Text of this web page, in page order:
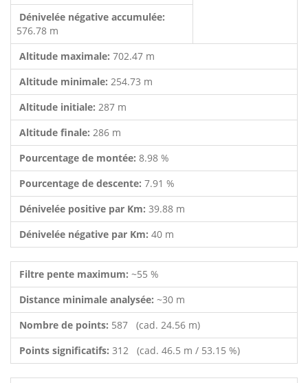
Dénivelée négative accumulée:
576.78 m
Altitude maximale: 702.47 m
Altitude minimale: 254.73 m
Altitude initiale: 287 m
Altitude finale: 286 m
Pourcentage de montée: 8.98 %
Pourcentage de descente: 7.91 %
Dénivelée positive par Km: 39.88 m
Dénivelée négative par Km: 40 m
Filtre pente maximum: ~55 %
Distance minimale analysée: ~30 m
Nombre de points: 587 (cad. 24.56 m)
Points significatifs: 312 (cad. 46.5 m / 53.15 %)